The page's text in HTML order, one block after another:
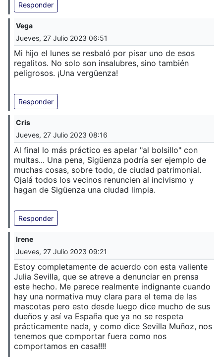
Responder
Vega
Jueves, 27 Julio 2023 06:51
Mi hijo el lunes se resbaló por pisar uno de esos
regalitos. No solo son insalubres, sino también
peligrosos. ¡Una vergüenza!
Responder
Cris
Jueves, 27 Julio 2023 08:16
Al final lo más práctico es apelar "al bolsillo" con
multas... Una pena, Sigüenza podría ser ejemplo de
muchas cosas, sobre todo, de ciudad patrimonial.
Ojalá todos los vecinos renuncien al incivismo y
hagan de Sigüenza una ciudad limpia.
Responder
Irene
Jueves, 27 Julio 2023 09:21
Estoy completamente de acuerdo con esta valiente
Julia Sevilla, que se atreve a denunciar en prensa
este hecho. Me parece realmente indignante cuando
hay una normativa muy clara para el tema de las
mascotas pero esto desde luego dice mucho de sus
dueños y así va España que ya no se respeta
prácticamente nada, y como dice Sevilla Muñoz, nos
tenemos que comportar fuera como nos
comportamos en casa!!!!